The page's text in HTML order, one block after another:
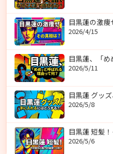
目黒蓮の激痩
2026/4/15
目黒蓮、「
2026/5/11
目黒蓮 グッ
2026/5/8
目黒蓮 短髪
2026/5/6